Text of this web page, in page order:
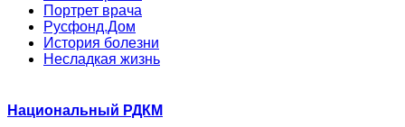
Портрет врача
Русфонд.Дом
История болезни
Несладкая жизнь
Национальный РДКМ